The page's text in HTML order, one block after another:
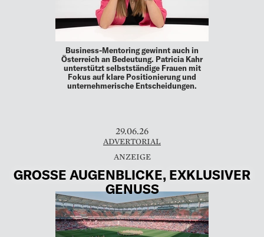
Business-Mentoring gewinnt auch in
Österreich an Bedeutung. Patricia Kahr
unterstützt selbstständige Frauen mit
Fokus auf klare Positionierung und
unternehmerische Entscheidungen.
29.06.26
ADVERTORIAL
GROSSE AUGENBLICKE, EXKLUSIVER G
ENUSS